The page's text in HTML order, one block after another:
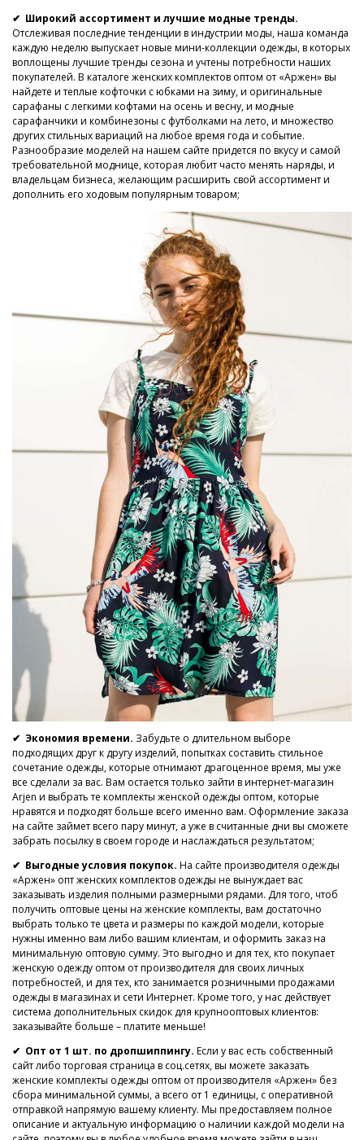
✔ Широкий ассортимент и лучшие модные тренды.
Отслеживая последние тенденции в индустрии моды, наша команда
каждую неделю выпускает новые мини-коллекции одежды, в которых
воплощены лучшие тренды сезона и учтены потребности наших
покупателей. В каталоге женских комплектов оптом от «Аржен» вы
найдете и теплые кофточки с юбками на зиму, и оригинальные
сарафаны с легкими кофтами на осень и весну, и модные
сарафанчики и комбинезоны с футболками на лето, и множество
других стильных вариаций на любое время года и событие.
Разнообразие моделей на нашем сайте придется по вкусу и самой
требовательной моднице, которая любит часто менять наряды, и
владельцам бизнеса, желающим расширить свой ассортимент и
дополнить его ходовым популярным товаром;
✔ Экономия времени. Забудьте о длительном выборе
подходящих друг к другу изделий, попытках составить стильное
сочетание одежды, которые отнимают драгоценное время, мы уже
все сделали за вас. Вам остается только зайти в интернет-магазин
Arjen и выбрать те комплекты женской одежды оптом, которые
нравятся и подходят больше всего именно вам. Оформление заказа
на сайте займет всего пару минут, а уже в считанные дни вы сможете
забрать посылку в своем городе и наслаждаться результатом;
✔ Выгодные условия покупок. На сайте производителя одежды
«Аржен» опт женских комплектов одежды не вынуждает вас
заказывать изделия полными размерными рядами. Для того, чтоб
получить оптовые цены на женские комплекты, вам достаточно
выбрать только те цвета и размеры по каждой модели, которые
нужны именно вам либо вашим клиентам, и оформить заказ на
минимальную оптовую сумму. Это выгодно и для тех, кто покупает
женскую одежду оптом от производителя для своих личных
потребностей, и для тех, кто занимается розничными продажами
одежды в магазинах и сети Интернет. Кроме того, у нас действует
система дополнительных скидок для крупнооптовых клиентов:
заказывайте больше – платите меньше!
✔ Опт от 1 шт. по дропшиппингу. Если у вас есть собственный
сайт либо торговая страница в соц.сетях, вы можете заказать
женские комплекты одежды оптом от производителя «Аржен» без
сбора минимальной суммы, а всего от 1 единицы, с оперативной
отправкой напрямую вашему клиенту. Мы предоставляем полное
описание и актуальную информацию о наличии каждой модели на